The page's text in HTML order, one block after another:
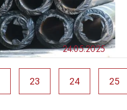
24.05.2025
23 24 25